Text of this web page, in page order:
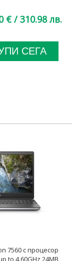
€ / 310.98 лв.
СЕГА
7560 с процесор
to 4.60GHz 24MB,